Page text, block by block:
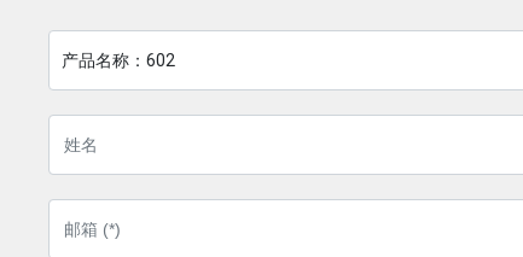
产品名称：602